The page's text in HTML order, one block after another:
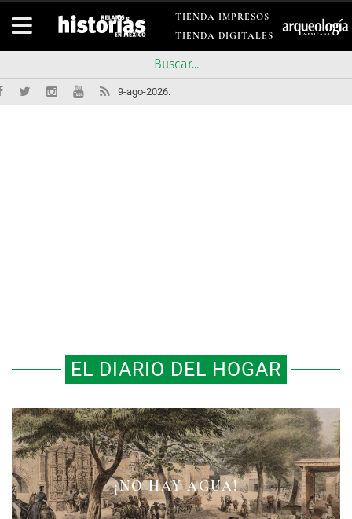
TIENDA IMPRESOS
TIENDA DIGITALES
9-ago-2026.
EL DIARIO DEL HOGAR
¡NO HAY AGUA!